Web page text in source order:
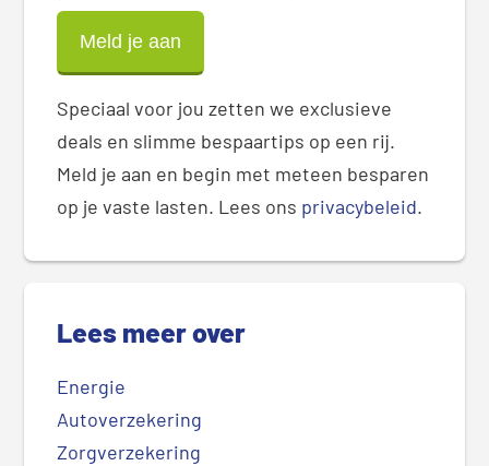
Speciaal voor jou zetten we exclusieve
deals en slimme bespaartips op een rij.
Meld je aan en begin met meteen besparen
op je vaste lasten. Lees ons privacybeleid.
Lees meer over
Energie
Autoverzekering
Zorgverzekering